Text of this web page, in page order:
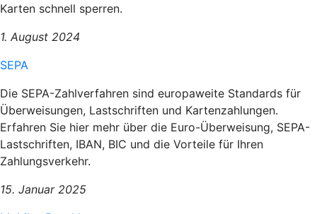
Karten schnell sperren.
1. August 2024
SEPA
Die SEPA-Zahlverfahren sind europaweite Standards für
Überweisungen, Lastschriften und Kartenzahlungen.
Erfahren Sie hier mehr über die Euro-Überweisung, SEPA-
Lastschriften, IBAN, BIC und die Vorteile für Ihren
Zahlungsverkehr.
15. Januar 2025